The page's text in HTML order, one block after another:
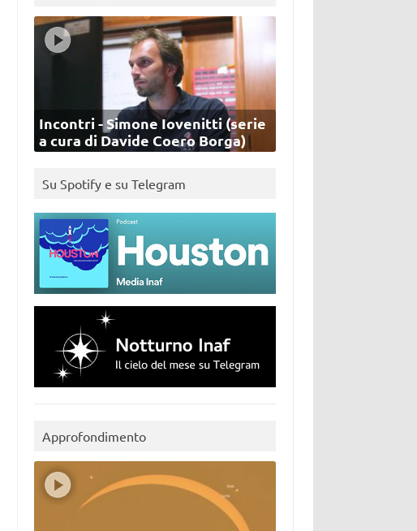
Incontri - Simone Iovenitti (serie
a cura di Davide Coero Borga)
Su Spotify e su Telegram
Approfondimento